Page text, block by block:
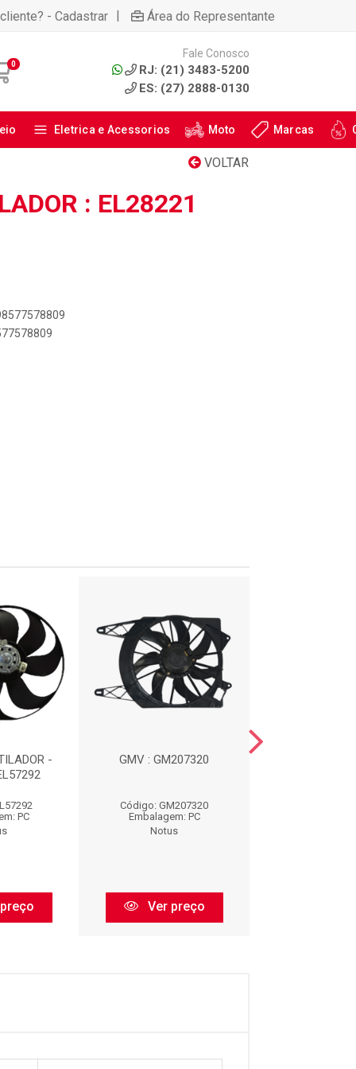
- Cadastrar | Área do Representante
0
Fale Conosco
RJ: (21) 3483-5200
ES: (27) 2888-0130
Eletrica e Acessorios Moto Marcas
VOLTAR
: EL28221
-
PC
GMV : GM207320
Código: GM207320
Embalagem: PC
Notus
Ver preço